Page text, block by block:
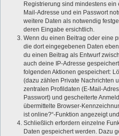
Registrierung sind mindestens
Mail-Adresse und ein Passwort
weitere Daten als notwendig
deren Eingabe ersichtlich.
Wenn du einen Beitrag oder eine
die dort eingegebenen Daten
du einen Beitrag als Entwurf
auch deine IP-Adresse
folgenden Aktionen gespeichert:
(dazu zählen Private Nachrichten
zentralen Profildaten (E-Mail-
Passwort) und gescheiterte
übermittelte Browser-
ist online?“-Funktion angezeigt
Schließlich erfordern einzelne
Daten gespeichert werden. Dazu